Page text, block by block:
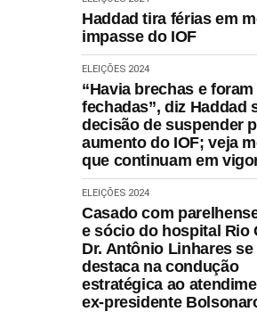
Haddad tira férias em
impasse do IOF
ELEIÇÕES 2024
“Havia brechas e foram
fechadas”, diz Haddad
decisão de suspender
aumento do IOF; veja
que continuam em
ELEIÇÕES 2024
Casado com
e sócio do hospital Rio
Dr. Antônio Linhares se
destaca na condução
estratégica ao
ex-presidente